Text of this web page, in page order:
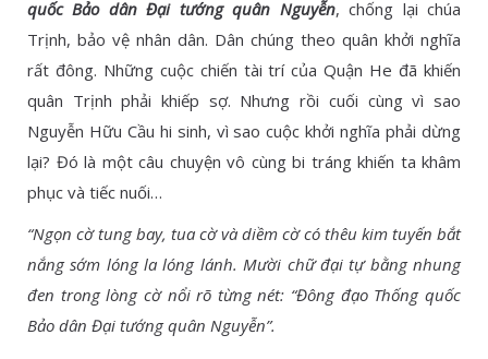
quốc Bảo dân Đại tướng quân Nguyễn, chống lại chúa
Trịnh, bảo vệ nhân dân. Dân chúng theo quân khởi nghĩa
rất đông. Những cuộc chiến tài trí của Quận He đã khiến
quân Trịnh phải khiếp sợ. Nhưng rồi cuối cùng vì sao
Nguyễn Hữu Cầu hi sinh, vì sao cuộc khởi nghĩa phải dừng
lại? Đó là một câu chuyện vô cùng bi tráng khiến ta khâm
phục và tiếc nuối…
“Ngọn cờ tung bay, tua cờ và diềm cờ có thêu kim tuyến bắt
nắng sớm lóng la lóng lánh. Mười chữ đại tự bằng nhung
đen trong lòng cờ nổi rõ từng nét: “Đông đạo Thống quốc
Bảo dân Đại tướng quân Nguyễn”.